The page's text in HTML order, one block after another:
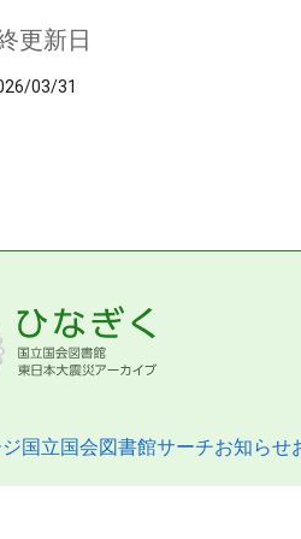
更新日
03/31
国立国会図書館サーチお知らせ